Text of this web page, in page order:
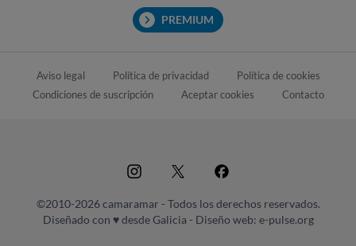
PREMIUM
Aviso legal Política de privacidad
Política de cookies
Condiciones de suscripción
Aceptar cookies Contacto
©2010-2026 camaramar - Todos los derechos reservados.
Diseñado con ♥ desde Galicia - Diseño web: e-pulse.org